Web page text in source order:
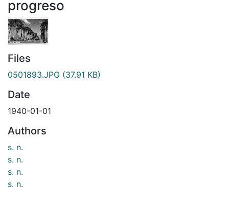
progreso
Files
0501893.JPG (37.91 KB)
Date
1940-01-01
Authors
s. n.
s. n.
s. n.
s. n.